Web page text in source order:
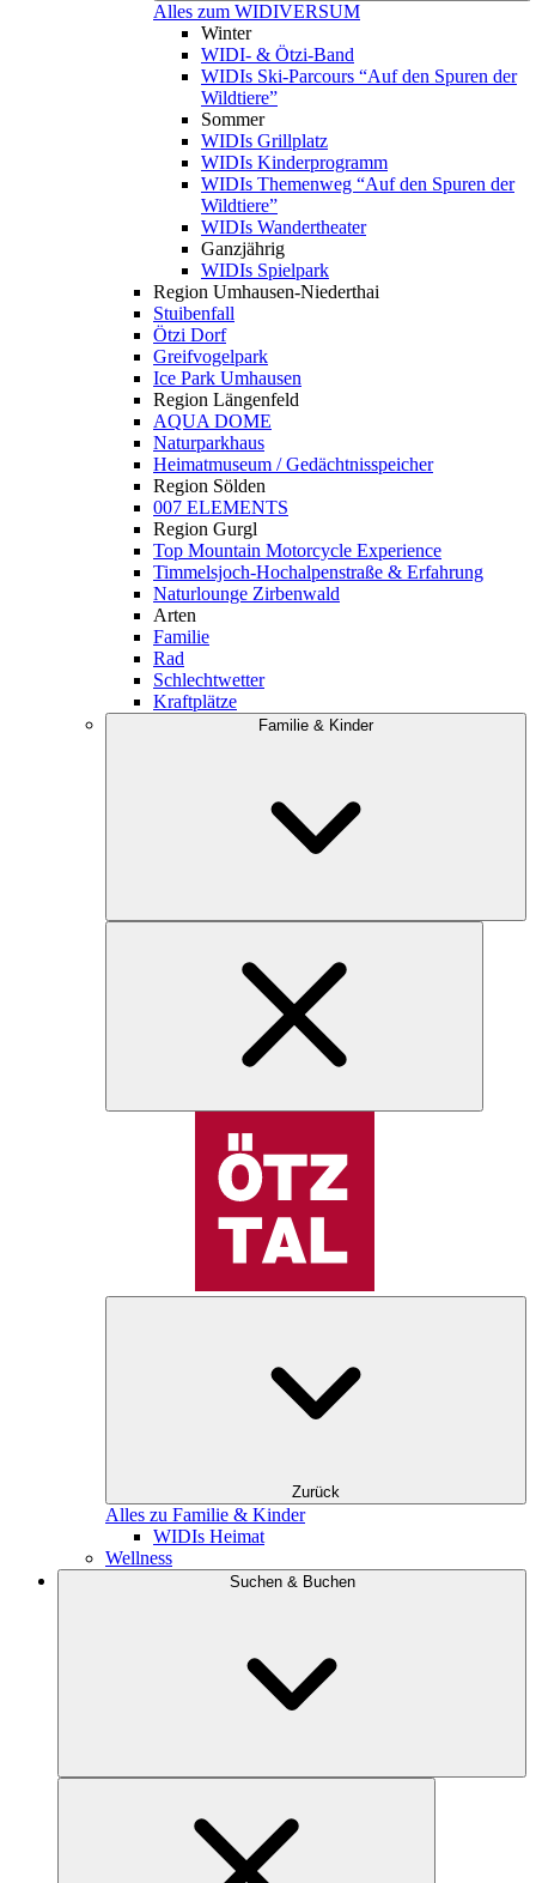
Alles zum WIDIVERSUM
Winter
WIDI- & Ötzi-Band
WIDIs Ski-Parcours “Auf den Spuren der
Wildtiere”
Sommer
WIDIs Grillplatz
WIDIs Kinderprogramm
WIDIs Themenweg “Auf den Spuren der
Wildtiere”
WIDIs Wandertheater
Ganzjährig
WIDIs Spielpark
Region Umhausen-Niederthai
Stuibenfall
Ötzi Dorf
Greifvogelpark
Ice Park Umhausen
Region Längenfeld
AQUA DOME
Naturparkhaus
Heimatmuseum / Gedächtnisspeicher
Region Sölden
007 ELEMENTS
Region Gurgl
Top Mountain Motorcycle Experience
Timmelsjoch-Hochalpenstraße & Erfahrung
Naturlounge Zirbenwald
Arten
Familie
Rad
Schlechtwetter
Kraftplätze
Familie & Kinder
Zurück
Alles zu Familie & Kinder
WIDIs Heimat
Wellness
Suchen & Buchen